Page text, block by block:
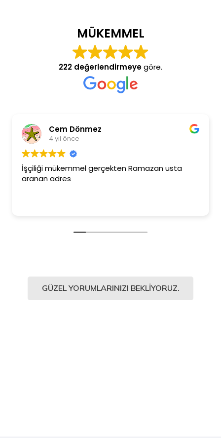
MÜKEMMEL
222 değerlendirmeyegöre.
Cem Dönmez
4 yıl önce
İşçiliği mükemmel gerçekten Ramazan usta
aranan adres
GÜZEL YORUMLARINIZI BEKLIYORUZ.